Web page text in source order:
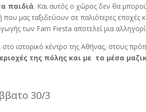
παιδιά. Και αυτός ο χώρος δεν θα
που μας ταξιδεύουν σε παλιότερες
των Fam Fiesta αποτελεί μια
στο ιστορικό κέντρο της Αθήνας, στους
της πόλης και με τα μέσα
30/3